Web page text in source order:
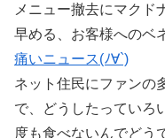
メニュー撤去にマクド
早める、お客様へのベ
痛いニュース(ﾉ∀`)
ネット住民にファンの
で、どうしたっていろ
度も食べないんでどう